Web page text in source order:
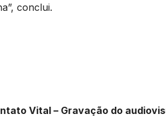
conclui.
Vital – Gravação do